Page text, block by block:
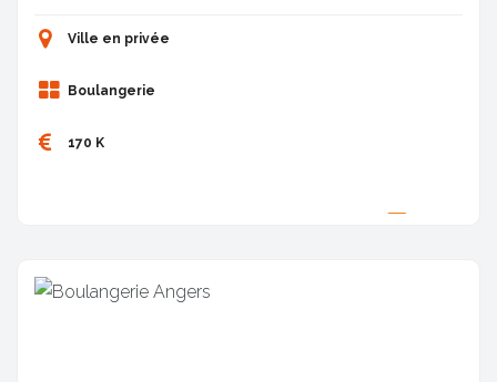
Ville en privée
Boulangerie
170 K